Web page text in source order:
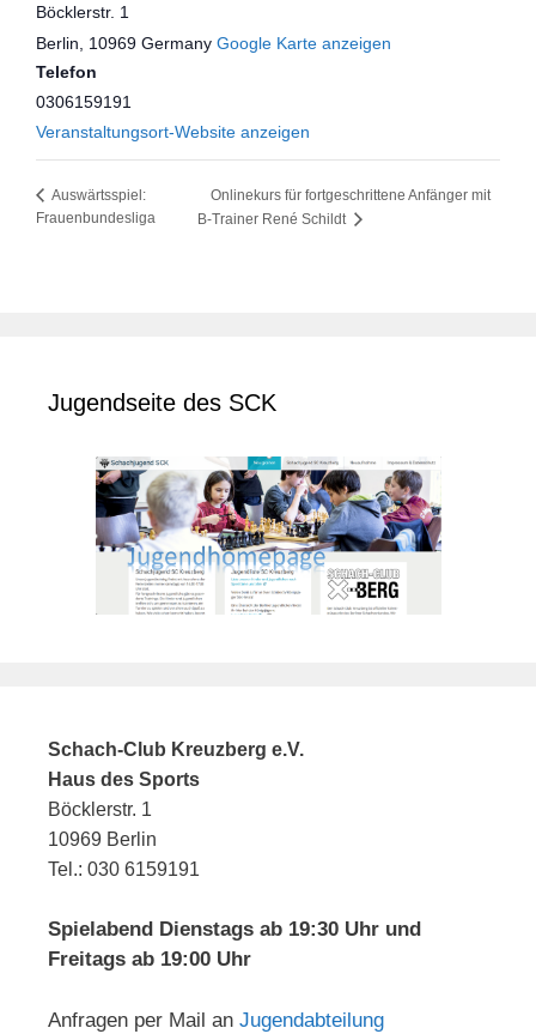
Böcklerstr. 1
Berlin
10969 Germany Google Karte anzeigen
Telefon
0306159191
Veranstaltungsort-Website anzeigen
Auswärtsspiel:
Frauenbundesliga
Onlinekurs für fortgeschrittene Anfänger mit
B-Trainer René Schildt
Jugendseite des SCK
Schach-Club Kreuzberg e.V.
Haus des Sports
Böcklerstr. 1
10969 Berlin
Tel.: 030 6159191
Spielabend Dienstags ab 19:30 Uhr und
Freitags ab 19:00 Uhr
Anfragen per Mail an Jugendabteilung